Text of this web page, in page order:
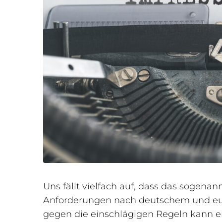
Uns fällt vielfach auf, dass das
Anforderungen nach deutschem und
gegen die einschlägigen Regeln kann